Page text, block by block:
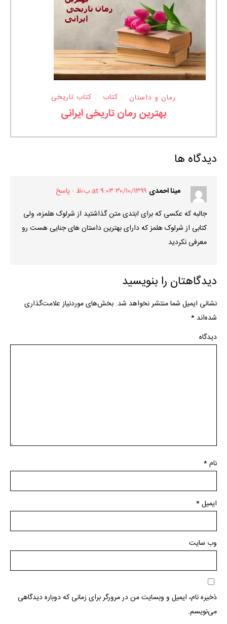
رمان و داستان کتاب کتاب تاریخی
بهترین رمان تاریخی ایرانی
دیدگاه ها
مینا احمدی ۳۰/۱۰/۱۳۹۹ at ۹:۰۳ ب٫ظ
پاسخ
جالبه که عکسی که برای ابتدی متن گذاشتید از شرلوک هلمزه، ولی
کتابی از شرلوک هلمز که دارای بهترین داستان های جنایی هست رو
معرفی نکردید
دیدگاهتان را بنویسید
نشانی ایمیل شما منتشر نخواهد شد. بخش‌های موردنیاز علامت‌گذاری
شده‌اند *
دیدگاه
نام*
ایمیل*
وب‌ سایت
ذخیره نام، ایمیل و وبسایت من در مرورگر برای زمانی که دوباره دیدگاهی
می‌نویسم.